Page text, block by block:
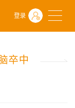
登录
卒中